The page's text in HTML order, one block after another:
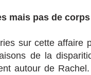
mais pas de corps
sur cette affaire
de la
autour de